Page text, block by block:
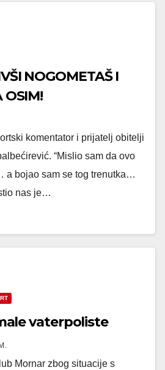
NOGOMETAŠ I
OSIM!
komentator i prijatelj obitelji
“Mislio sam da ovo
a bojao sam se tog trenutka…
nas je…
vaterpoliste
Mornar zbog situacije s